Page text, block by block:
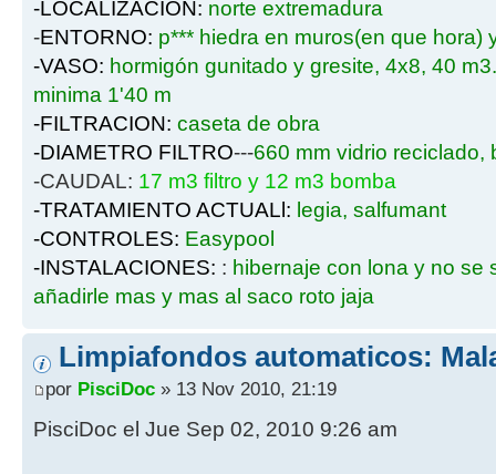
-LOCALIZACION: norte extremadura
-ENTORNO: p*** hiedra en muros(en que hora)
-VASO: hormigón gunitado y gresite, 4x8, 40
minima 1'40 m
-FILTRACION: caseta de obra
-DIAMETRO FILTRO---660 mm vidrio reciclado,
-CAUDAL: 17 m3 filtro y 12 m3 bomba
-TRATAMIENTO ACTUALl: legia, salfumant
-CONTROLES: Easypool
-INSTALACIONES: : hibernaje con lona y no se
añadirle mas y mas al saco roto jaja
Limpiafondos automaticos:
por PisciDoc » 13 Nov 2010, 21:19
PisciDoc el Jue Sep 02, 2010 9:26 am